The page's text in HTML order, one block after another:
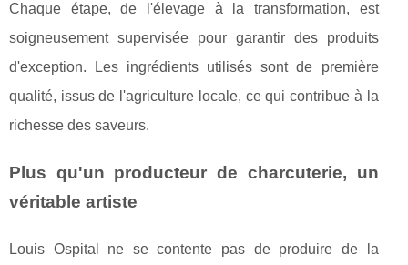
Chaque étape, de l'élevage à la transformation, est
soigneusement supervisée pour garantir des produits
d'exception. Les ingrédients utilisés sont de première
qualité, issus de l'agriculture locale, ce qui contribue à la
richesse des saveurs.
Plus qu'un producteur de charcuterie, un
véritable artiste
Louis Ospital ne se contente pas de produire de la